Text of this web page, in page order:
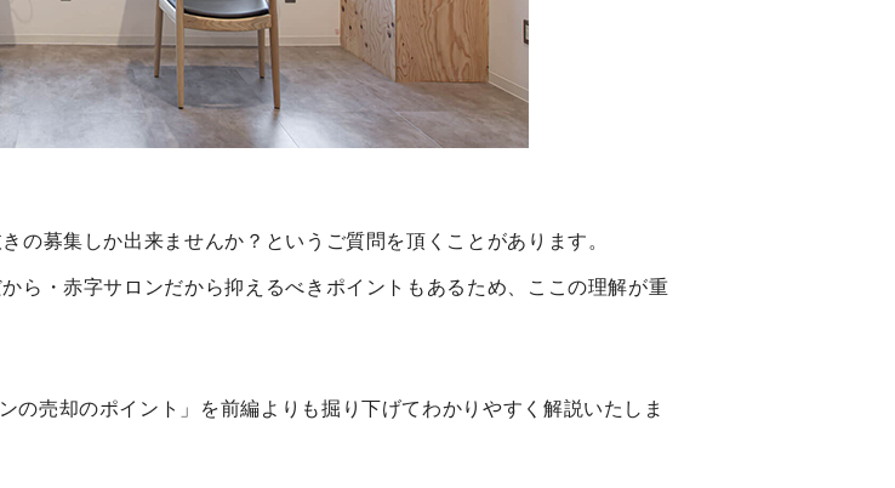
の募集しか出来ませんか？というご質問を頂くことがあります。
ら・赤字サロンだから抑えるべきポイントもあるため、ここの理解が重
の売却のポイント」を前編よりも掘り下げてわかりやすく解説いたしま